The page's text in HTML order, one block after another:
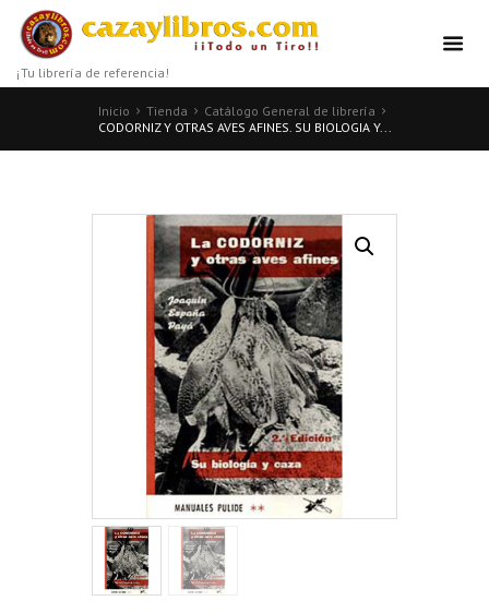
¡Tu librería de referencia!
Inicio Tienda
Catálogo General de librería
CODORNIZ Y OTRAS AVES AFINES. SU BIOLOGIA Y...